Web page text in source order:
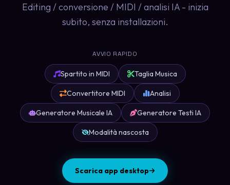
Editing / conversione / MIDI / analisi IA - inizia
subito, senza installazioni.
AVVIO RAPIDO
Spartito in MIDI Taglia Musica
Convertitore MIDI Analisi
Generatore Musicale IA Generatore Testi IA
Modalità nascosta
Scarica app desktop